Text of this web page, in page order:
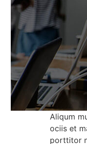
Aliqum
ociis et
porttitor